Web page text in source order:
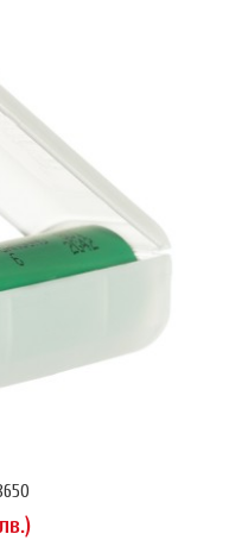
(чифт)
лв.)
са заместител на
CR123A. За разлика от
работят на напрежение
с допълнителна
и го стабилизира на 3V.
акумулатори е, че те не ..